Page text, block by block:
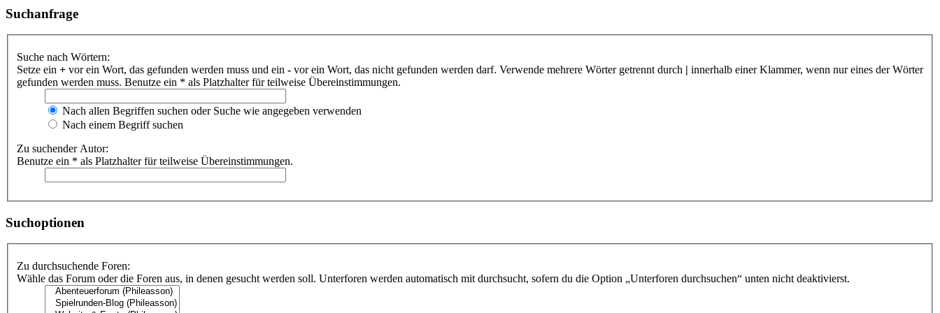
Suchanfrage
Suche nach Wörtern:
Setze ein + vor ein Wort, das gefunden werden muss und ein - vor ein Wort, das nicht gefunden werden darf. Verwende mehrere Wörter getrennt durch | innerhalb einer Klammer, wenn nur eines der Wörter
gefunden werden muss. Benutze ein * als Platzhalter für teilweise Übereinstimmungen.
Nach allen Begriffen suchen oder Suche wie angegeben verwenden
Nach einem Begriff suchen
Zu suchender Autor:
Benutze ein * als Platzhalter für teilweise Übereinstimmungen.
Suchoptionen
Zu durchsuchende Foren:
Wähle das Forum oder die Foren aus, in denen gesucht werden soll. Unterforen werden automatisch mit durchsucht, sofern du die Option „Unterforen durchsuchen“ unten nicht deaktivierst.